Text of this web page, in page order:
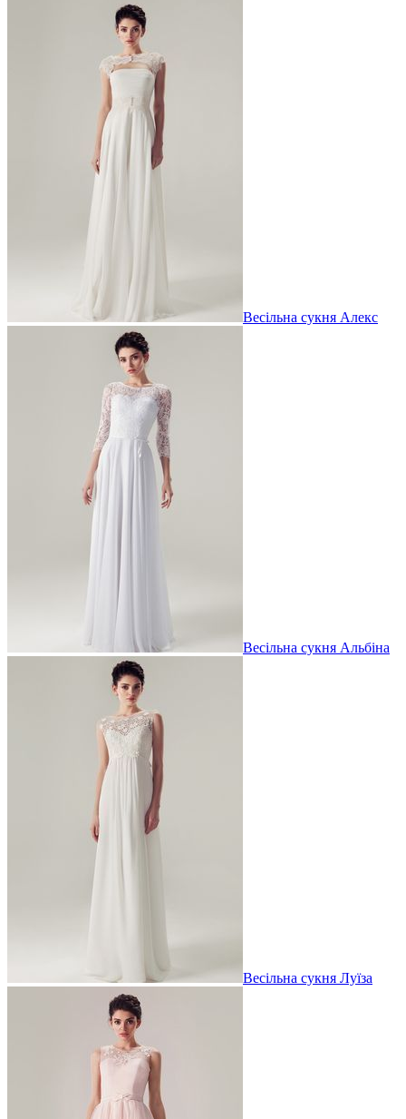
Весільна сукня Алекс
Весільна сукня Альбіна
Весільна сукня Луїза